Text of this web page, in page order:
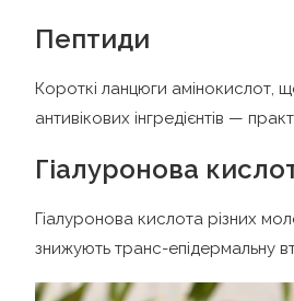
Пептиди
Короткі ланцюги амінокислот,
антивікових інгредієнтів —
Гіалуронова
Гіалуронова кислота різних
знижують транс-епідермальну